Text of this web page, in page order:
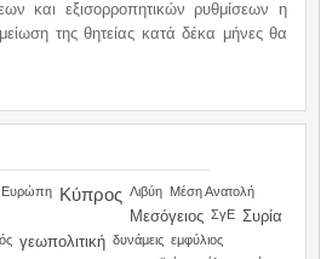
και εξισορροπητικών ρυθμίσεων η
της θητείας κατά δέκα μήνες θα
Ευρώπη Κύπρος Λιβύη Μέση Ανατολή
Μεσόγειος ΣγΕ Συρία
γεωπολιτική δυνάμεις εμφύλιος